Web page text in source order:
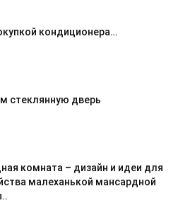
кондиционера…
стеклянную дверь
комната – дизайн и идеи для
малеханькой мансардной